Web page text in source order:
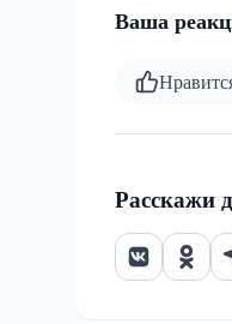
Ваша
Расскажи